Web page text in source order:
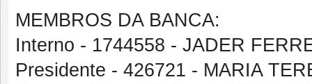
MEMBROS DA BANCA:
Interno - 1744558 - JADER
Presidente - 426721 - MARIA